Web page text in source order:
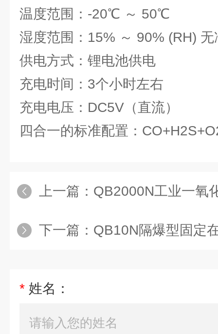
温度范围：-20℃ ～ 50℃
湿度范围：15% ～ 90% (RH) 无
供电方式：锂电池供电
充电时间：3个小时左右
充电电压：DC5V（直流）
四合一的标准配置：
上一篇： QB2000N工业一氧化
下一篇： QB10N隔爆型固定在
* 姓名：